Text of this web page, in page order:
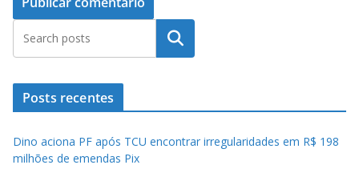
Pesquisar
Posts recentes
Dino aciona PF após TCU encontrar irregularidades em R$ 198
milhões de emendas Pix